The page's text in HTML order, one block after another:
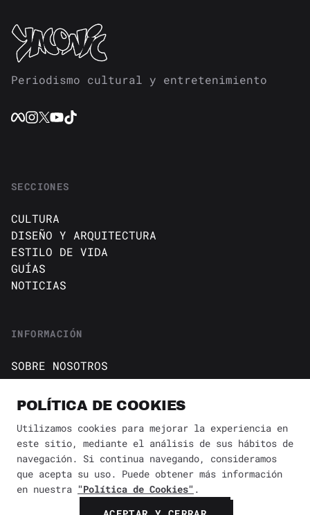
Periodismo cultural y entretenimiento
SECCIONES
CULTURA
DISEÑO Y ARQUITECTURA
ESTILO DE VIDA
GUÍAS
NOTICIAS
INFORMACIÓN
SOBRE NOSOTROS
CONTACTO
Política de cookies
© 2026 Revista Yaconic. Todos los derechos reservados.
✕
BÚSQUEDA
POLÍTICA DE COOKIES
Utilizamos cookies para mejorar la experiencia en
este sitio, mediante el análisis de sus hábitos de
navegación. Si continua navegando, consideramos
que acepta su uso. Puede obtener más información
en nuestra "Política de Cookies" .